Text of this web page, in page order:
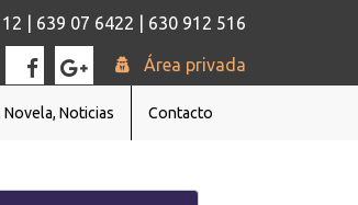
| 639 07 6422 | 630 912 516
Área privada
Novela, Noticias Contacto